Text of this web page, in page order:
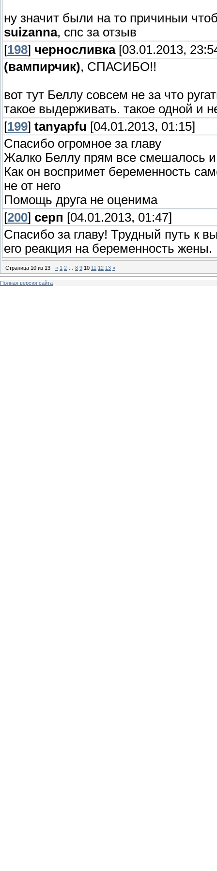
ну значит были на то причиныи
suizanna, спс за отзыв
[198] черносливка[03.01.2013,
(вампирчик), СПАСИБО!!
вот тут Беллу совсем не за что
такое выдерживать. такое одной и
[199] tanyapfu [04.01.2013, 01:15]
Спасибо огромное за главу
Жалко Беллу прям все смешалось
Как он воспримет беременность
не от него
Помощь друга не оценима
[200] серп [04.01.2013, 01:47]
Спасибо за главу! Трудный путь к
его реакция на беременность жены.
Страница 10 из 13 « 1 2 8 9 10 11 12 13 »
Полная версия сайта